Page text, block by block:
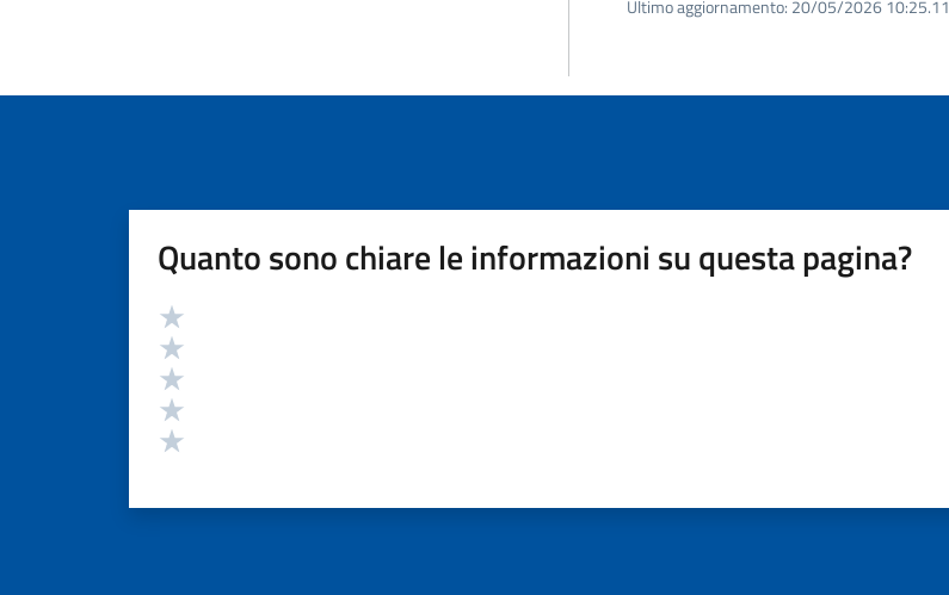
Ultimo aggiornamento: 20/05/2026 10:25.11
Quanto sono chiare le informazioni su questa pagina?
Valutazione